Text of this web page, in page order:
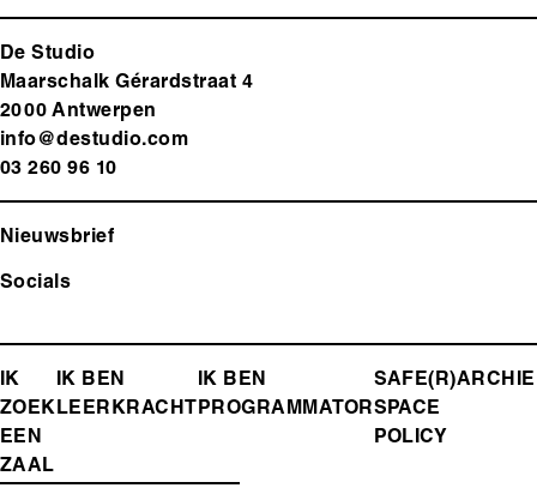
De Studio
Maarschalk Gérardstraat 4
2000 Antwerpen
info@destudio.com
03 260 96 10
Nieuwsbrief
Socials
FOOTER-
MENU
IK
ZOEK
EEN
ZAAL
IK BEN
LEERKRACHT
IK BEN
PROGRAMMATOR
SAFE(R)
SPACE
POLICY